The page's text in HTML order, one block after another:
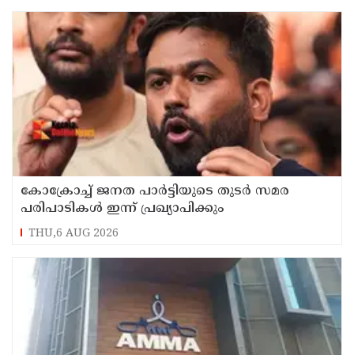
കോക്രോച്ച് ജനത പാര്‍ട്ടിയുടെ തുടര്‍ സമര
പരിപാടികള്‍ ഇന്ന് പ്രഖ്യാപിക്കും
THU,6 AUG 2026